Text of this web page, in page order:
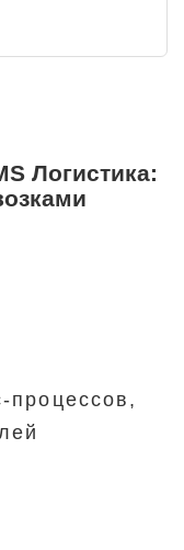
Логистика:
процессов,